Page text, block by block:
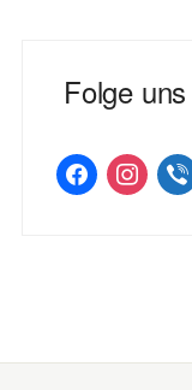
Folge uns
facebookinstagramviber